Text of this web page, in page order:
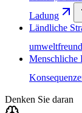
Ladung
Ländliche
Menschliche
Denken Sie daran